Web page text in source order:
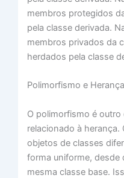
membros protegidos
pela classe derivada.
membros privados da
herdados pela classe
Polimorfismo e Herança
O polimorfismo é
relacionado à
objetos de classes
forma uniforme, desde
mesma classe base.